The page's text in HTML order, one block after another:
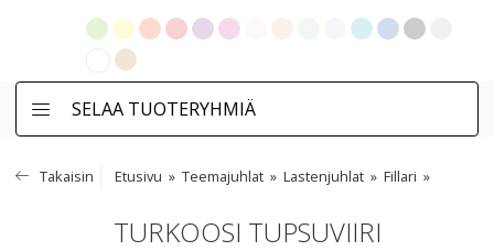
SELAA TUOTERYHMIÄ
Takaisin Etusivu Teemajuhlat Lastenjuhlat Fillari
TURKOOSI TUPSUVIIRI